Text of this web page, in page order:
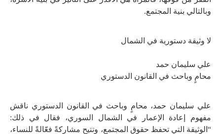
وبالتالي بنية المجتمع.
لا وثيقة دستورية في الشمال
علي سليمان حمد
محامٍ وباحث في القانون الدستوري
علي سليمان حمد، محامٍ وباحث في القانون الدستوري ناقش
مفهوم إعادة الإعمار في الشمال السوري، فقال في ذلك:
“الوثيقة التي تحفظ حقوق المجتمع، وتتيح مشاركةً فعّالةً للنساء،